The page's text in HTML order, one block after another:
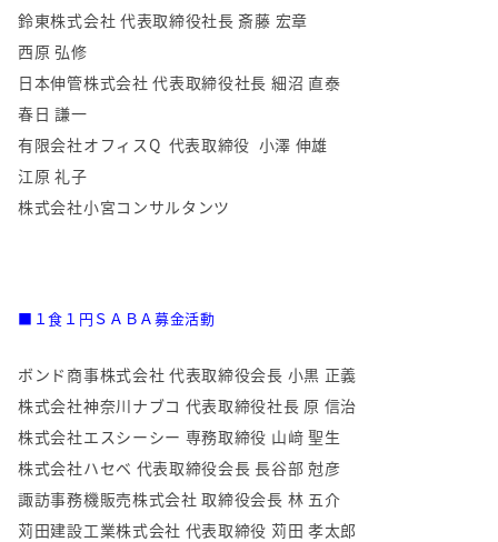
鈴東株式会社 代表取締役社長 斎藤 宏章
西原 弘修
日本伸管株式会社 代表取締役社長 細沼 直泰
春日 謙一
有限会社オフィスQ 代表取締役 小澤 伸雄
江原 礼子
株式会社小宮コンサルタンツ
■１食１円ＳＡＢＡ募金活動
ボンド商事株式会社 代表取締役会長 小黒 正義
株式会社神奈川ナブコ 代表取締役社長 原 信治
株式会社エスシーシー 専務取締役 山﨑 聖生
株式会社ハセベ 代表取締役会長 長谷部 尅彦
諏訪事務機販売株式会社 取締役会長 林 五介
苅田建設工業株式会社 代表取締役 苅田 孝太郎